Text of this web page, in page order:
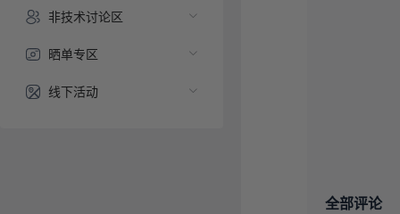
非技术讨论区
晒单专区
线下活动
全部评论